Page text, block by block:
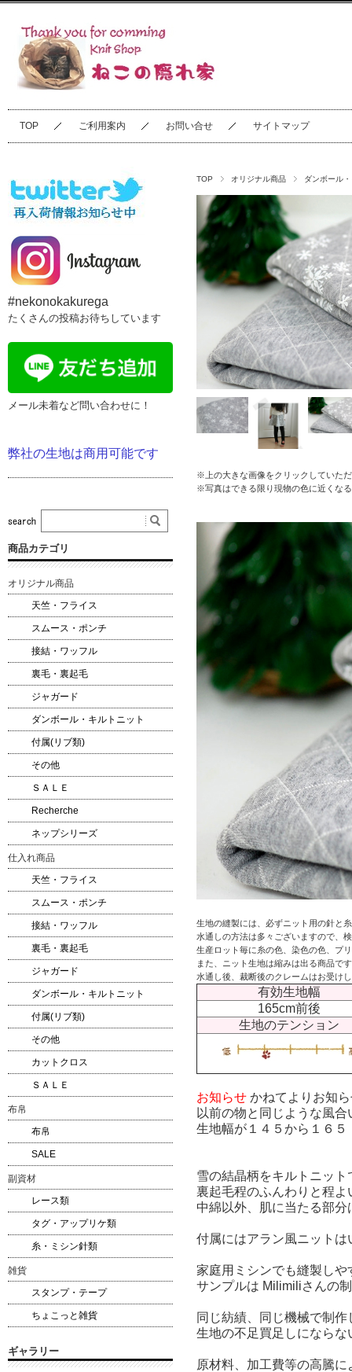
TOP ご利用案内 お問い合せ サイトマップ
TOP オリジナル商品 ダンボール
※上の大きな画像をクリックしていた
※写真はできる限り現物の色に近くな
生地の縫製には、必ずニット用の針と
水通しの方法は多々ございますので、
生産ロット毎に糸の色、染色の色、プ
また、ニット生地は縮みは出る商品で
水通し後、裁断後のクレームはお受け
有効生地幅
165cm前後
生地のテンション
お知らせ かねてよりお知
以前の物と同じような風
生地幅が１４５から１６
雪の結晶柄をキルトニッ
裏起毛程のふんわりと程
中綿以外、肌に当たる部
付属にはアラン風ニットは
家庭用ミシンでも縫製しや
サンプルは Milimiliさんの
同じ紡績、同じ機械で制
生地の不足買足しになら
原材料、加工費等の高騰
#nekonokakurega
たくさんの投稿お待ちしています
メール未着など問い合わせに！
弊社の生地は商用可能です
商品カテゴリ
オリジナル商品
天竺・フライス
スムース・ポンチ
接結・ワッフル
裏毛・裏起毛
ジャガード
ダンボール・キルトニット
付属(リブ類)
その他
ＳＡＬＥ
Recherche
ネップシリーズ
仕入れ商品
天竺・フライス
スムース・ポンチ
接結・ワッフル
裏毛・裏起毛
ジャガード
ダンボール・キルトニット
付属(リブ類)
その他
カットクロス
ＳＡＬＥ
布帛
布帛
SALE
副資材
レース類
タグ・アップリケ類
糸・ミシン針類
雑貨
スタンプ・テープ
ちょこっと雑貨
ギャラリー